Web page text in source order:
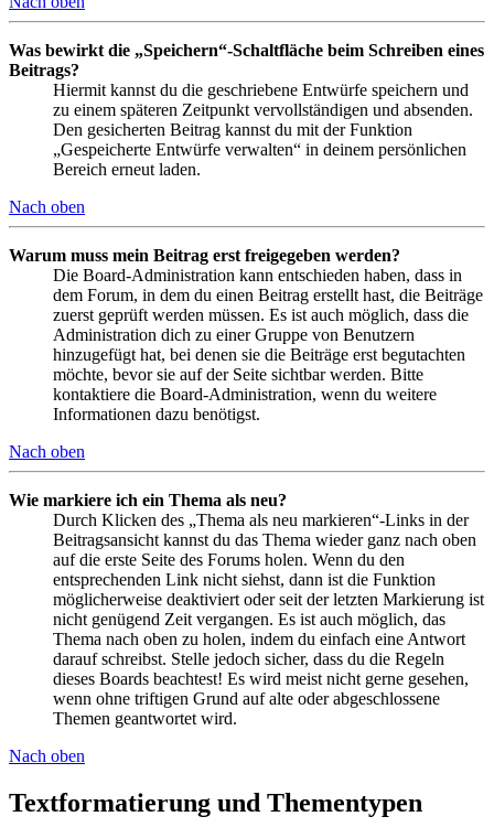
Was bewirkt die „Speichern“-Schaltfläche beim Schreiben eines
Beitrags?
Hiermit kannst du die geschriebene Entwürfe speichern und
zu einem späteren Zeitpunkt vervollständigen und absenden.
Den gesicherten Beitrag kannst du mit der Funktion
„Gespeicherte Entwürfe verwalten“ in deinem persönlichen
Bereich erneut laden.
Nach oben
Warum muss mein Beitrag erst freigegeben werden?
Die Board-Administration kann entschieden haben, dass in
dem Forum, in dem du einen Beitrag erstellt hast, die Beiträge
zuerst geprüft werden müssen. Es ist auch möglich, dass die
Administration dich zu einer Gruppe von Benutzern
hinzugefügt hat, bei denen sie die Beiträge erst begutachten
möchte, bevor sie auf der Seite sichtbar werden. Bitte
kontaktiere die Board-Administration, wenn du weitere
Informationen dazu benötigst.
Nach oben
Wie markiere ich ein Thema als neu?
Durch Klicken des „Thema als neu markieren“-Links in der
Beitragsansicht kannst du das Thema wieder ganz nach oben
auf die erste Seite des Forums holen. Wenn du den
entsprechenden Link nicht siehst, dann ist die Funktion
möglicherweise deaktiviert oder seit der letzten Markierung ist
nicht genügend Zeit vergangen. Es ist auch möglich, das
Thema nach oben zu holen, indem du einfach eine Antwort
darauf schreibst. Stelle jedoch sicher, dass du die Regeln
dieses Boards beachtest! Es wird meist nicht gerne gesehen,
wenn ohne triftigen Grund auf alte oder abgeschlossene
Themen geantwortet wird.
Nach oben
Textformatierung und Thementypen